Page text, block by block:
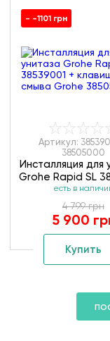
- -1101 грн
Артикул:
38505000
Инсталляция для
Grohe Rapid SL
+ клавиша смыва
38505000
есть в
4 799 грн
5 900
Купить